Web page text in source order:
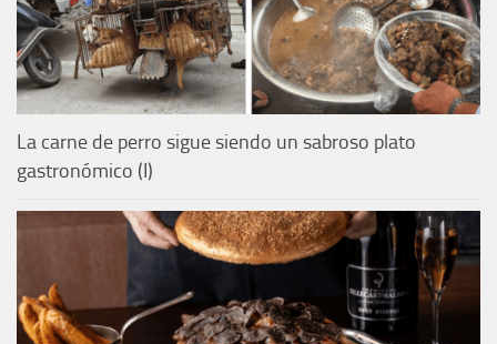
La carne de perro sigue siendo un sabroso plato
gastronómico (I)